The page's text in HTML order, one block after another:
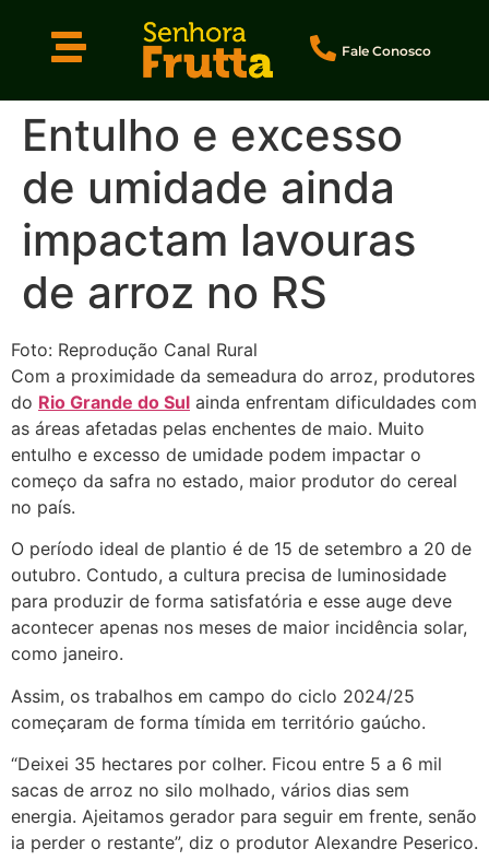
Fale Conosco
Entulho e excesso
de umidade ainda
impactam lavouras
de arroz no RS
Foto: Reprodução Canal Rural
Com a proximidade da semeadura do arroz, produtores
do Rio Grande do Sul ainda enfrentam dificuldades com
as áreas afetadas pelas enchentes de maio. Muito
entulho e excesso de umidade podem impactar o
começo da safra no estado, maior produtor do cereal
no país.
O período ideal de plantio é de 15 de setembro a 20 de
outubro. Contudo, a cultura precisa de luminosidade
para produzir de forma satisfatória e esse auge deve
acontecer apenas nos meses de maior incidência solar,
como janeiro.
Assim, os trabalhos em campo do ciclo 2024/25
começaram de forma tímida em território gaúcho.
“Deixei 35 hectares por colher. Ficou entre 5 a 6 mil
sacas de arroz no silo molhado, vários dias sem
energia. Ajeitamos gerador para seguir em frente, senão
ia perder o restante”, diz o produtor Alexandre Peserico.